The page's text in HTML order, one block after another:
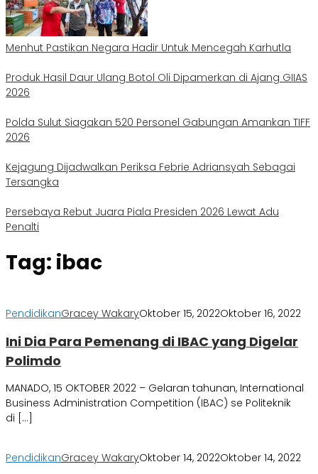
Menhut Pastikan Negara Hadir Untuk Mencegah Karhutla
Produk Hasil Daur Ulang Botol Oli Dipamerkan di Ajang GIIAS
2026
Polda Sulut Siagakan 520 Personel Gabungan Amankan TIFF
2026
Kejagung Dijadwalkan Periksa Febrie Adriansyah Sebagai
Tersangka
Persebaya Rebut Juara Piala Presiden 2026 Lewat Adu
Penalti
Tag: ibac
PendidikanGracey WakaryOktober 15, 2022Oktober 16, 2022
Ini Dia Para Pemenang di IBAC yang Digelar
Polimdo
MANADO, 15 OKTOBER 2022 – Gelaran tahunan, International
Business Administration Competition (IBAC) se Politeknik
di […]
PendidikanGracey WakaryOktober 14, 2022Oktober 14, 2022